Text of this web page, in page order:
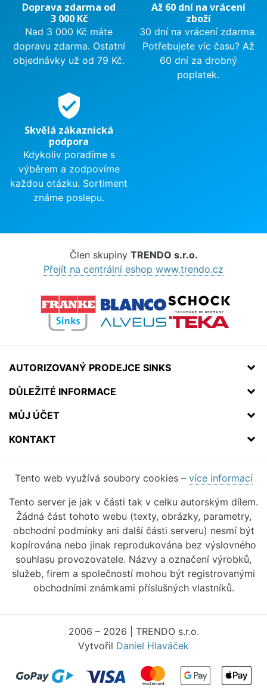
Doprava zdarma od
3 000 Kč
Nad 3 000 Kč máte
dopravu zdarma. Ostatní
objednávky už od 79 Kč.
Až 60 dní na vrácení
zboží
30 dní na vrácení zdarma.
Potřebujete víc času? Až
60 dní za drobný
poplatek.
verified_user
Skvělá zákaznická
podpora
Kdykoliv poradíme s
výběrem a zodpovíme
každou otázku. Sortiment
známe poslepu.
Člen skupiny TRENDO s.r.o.
Přejít na centrální eshop www.trendo.cz
AUTORIZOVANÝ PRODEJCE SINKS
DŮLEŽITÉ INFORMACE
MŮJ ÚČET
KONTAKT
Tento web využívá soubory cookies – více informací
Tento server je jak v části tak v celku autorským dílem.
Žádná část tohoto webu (texty, obrázky, parametry,
obchodní podmínky ani další části serveru) nesmí být
kopírována nebo jinak reprodukována bez výslovného
souhlasu provozovatele. Názvy a označení výrobků,
služeb, firem a společností mohou být registrovanými
obchodními známkami příslušných vlastníků.
2006 – 2026 | TRENDO s.r.o.
Vytvořil Daniel Hlaváček